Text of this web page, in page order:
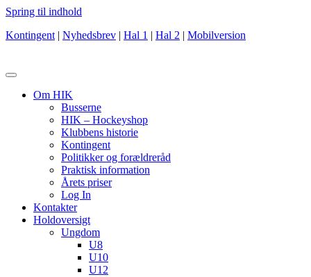
Spring til indhold
Kontingent | Nyhedsbrev | Hal 1 | Hal 2 | Mobilversion
Om HIK
Busserne
HIK – Hockeyshop
Klubbens historie
Kontingent
Politikker og forældreråd
Praktisk information
Årets priser
Log In
Kontakter
Holdoversigt
Ungdom
U8
U10
U12